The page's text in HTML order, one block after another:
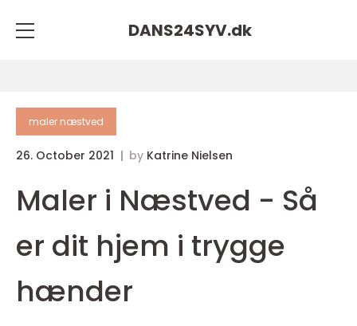
DANS24SYV.dk
maler næstved
26. October 2021 by Katrine Nielsen
Maler i Næstved - Så
er dit hjem i trygge
hænder